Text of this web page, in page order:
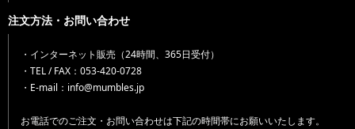
注文方法・お問い合わせ
・インターネット販売（24時間、365日受付）
・TEL / FAX：053-420-0728
・E-mail：info@mumbles.jp
お電話でのご注文・お問い合わせは下記の時間帯にお願いいたします。